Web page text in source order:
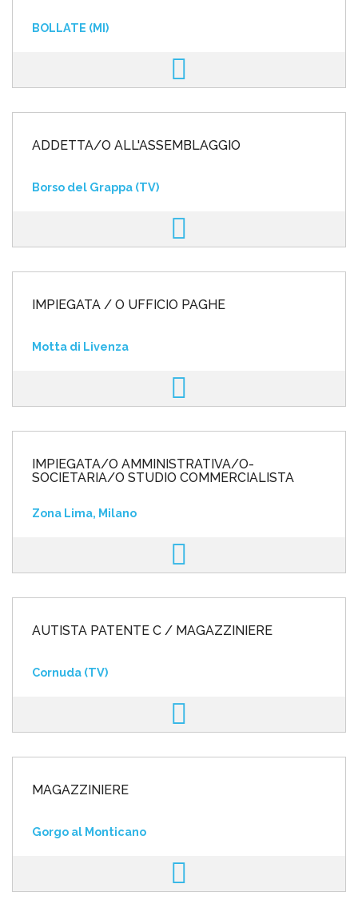
BOLLATE (MI)
ADDETTA/O ALL'ASSEMBLAGGIO
Borso del Grappa (TV)
IMPIEGATA / O UFFICIO PAGHE
Motta di Livenza
IMPIEGATA/O AMMINISTRATIVA/O-
SOCIETARIA/O STUDIO COMMERCIALISTA
Zona Lima, Milano
AUTISTA PATENTE C / MAGAZZINIERE
Cornuda (TV)
MAGAZZINIERE
Gorgo al Monticano